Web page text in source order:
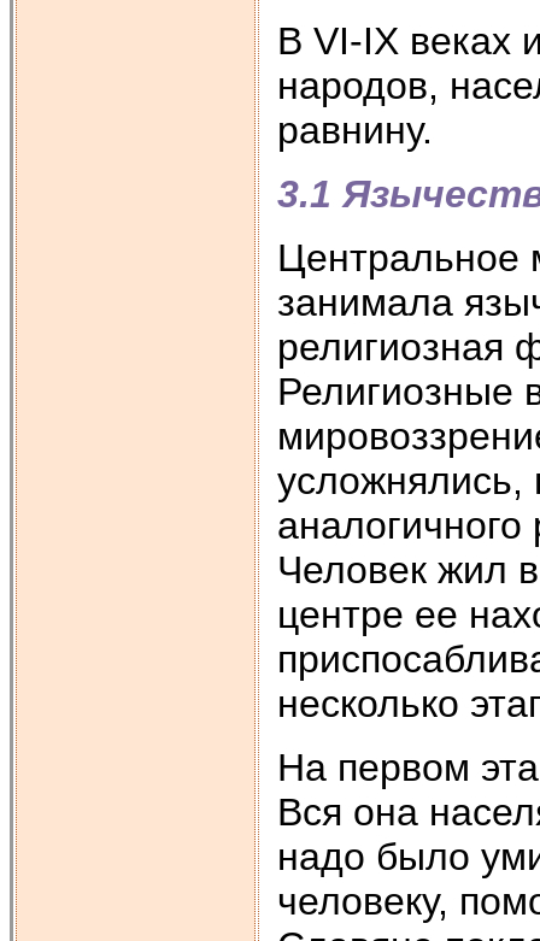
В VI-IX веках
народов,
равнину.
3.1
Центральное
занимала
религиозная
Религиозные
усложнялись,
аналогичного
Человек жил
центре ее
несколько
На первом
Вся она
надо было
человеку,